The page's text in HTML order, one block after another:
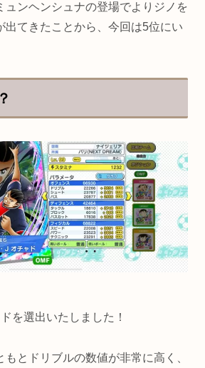
ュンヘンシュナの登場でよりジノを
出てきたことから、今回は5位にい
を選出いたしました！
もとドリブルの数値が非常に高く、